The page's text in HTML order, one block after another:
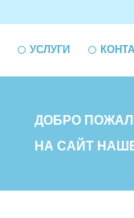
УСЛУГИ
ДОБРО
НА САЙТ